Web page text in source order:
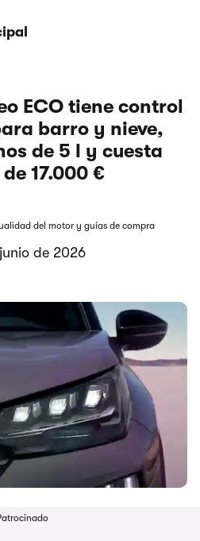
ECO tiene control
barro y nieve,
de 5 l y cuesta
17.000 €
del motor y guías de compra
de 2026